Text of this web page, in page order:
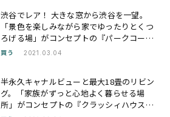
渋谷でレア！ 大きな窓から渋谷を一望。
「景色を楽しみながら家でゆったりとくつ
ろげる場」がコンセプトの『パークコート
渋谷 ・ザ タワー』にお邪魔しました
買う 2021.03.04
半永久キャナルビューと最大18畳のリビン
グ。「家族がずっと心地よく暮らせる場
所」がコンセプトの『クラッシィハウス芝